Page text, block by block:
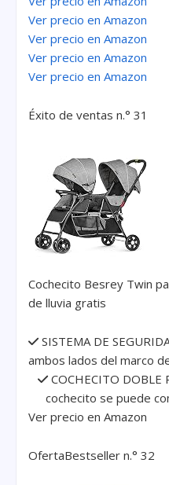
Ver precio en Amazon
Ver precio en Amazon
Ver precio en Amazon
Ver precio en Amazon
Éxito de ventas n.° 31
Cochecito Besrey Twin
de lluvia gratis
SISTEMA DE
ambos lados del marco
COCHECITO DOBLE
cochecito se puede
Ver precio en Amazon
OfertaBestseller n.° 32